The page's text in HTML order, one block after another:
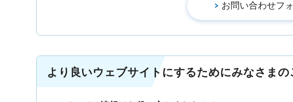
より良いウェブサイトにするためにみなさま